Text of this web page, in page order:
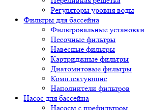
Регуляторы уровня воды
Фильтры для бассейна
Фильтровальные установки
Песочные фильтры
Навесные фильтры
Картриджные фильтры
Диатомитовые фильтры
Комплектующие
Наполнители фильтров
Насос для бассейна
Насосы с префильтром